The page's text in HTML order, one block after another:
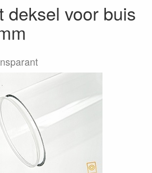
deksel voor buis